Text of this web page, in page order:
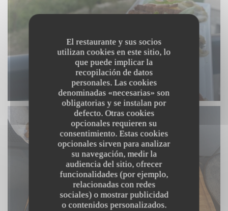
El restaurante y sus socios
utilizan cookies en este sitio, lo
que puede implicar la
recopilación de datos
personales. Las cookies
denominadas «necesarias» son
obligatorias y se instalan por
defecto. Otras cookies
opcionales requieren su
consentimiento. Estas cookies
opcionales sirven para analizar
su navegación, medir la
audiencia del sitio, ofrecer
funcionalidades (por ejemplo,
relacionadas con redes
sociales) o mostrar publicidad
o contenidos personalizados.